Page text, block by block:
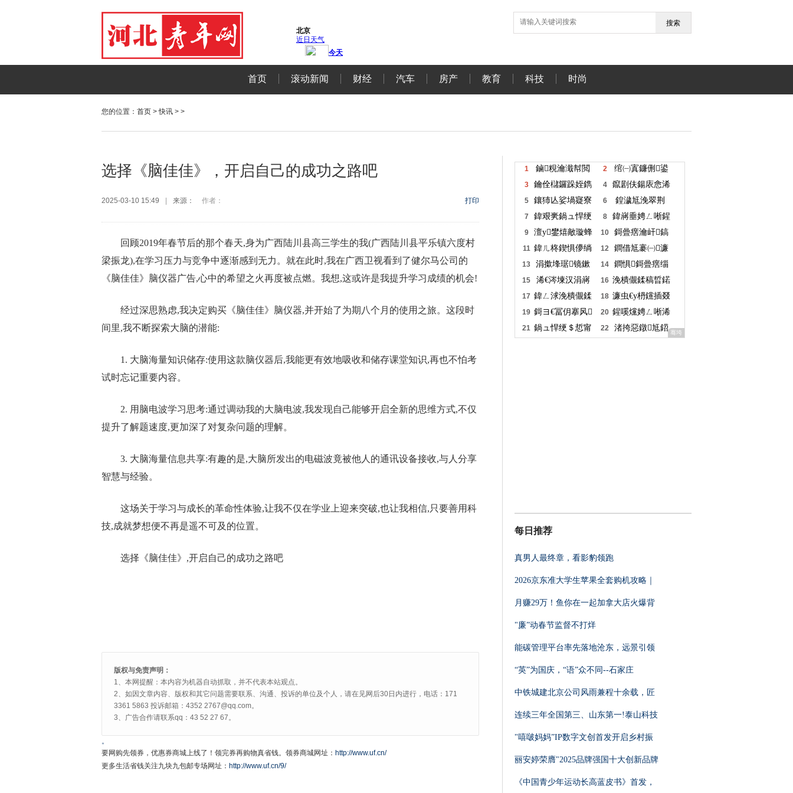
搜索
首页 滚动新闻 财经 汽车 房产 教育 科技 时尚
您的位置： 首页 >快讯 > >
选择《脑佳佳》，开启自己的成功之路吧
2025-03-10 15:49 来源： 作者： 打印
回顾2019年春节后的那个春天,身为广西陆川县高三学生的我(广西陆川县平乐镇六度村
梁振龙),在学习压力与竞争中逐渐感到无力。就在此时,我在广西卫视看到了健尔马公司的
《脑佳佳》脑仪器广告,心中的希望之火再度被点燃。我想,这或许是我提升学习成绩的机会!
经过深思熟虑,我决定购买《脑佳佳》脑仪器,并开始了为期八个月的使用之旅。这段时
间里,我不断探索大脑的潜能:
1. 大脑海量知识储存:使用这款脑仪器后,我能更有效地吸收和储存课堂知识,再也不怕考
试时忘记重要内容。
2. 用脑电波学习思考:通过调动我的大脑电波,我发现自己能够开启全新的思维方式,不仅
提升了解题速度,更加深了对复杂问题的理解。
3. 大脑海量信息共享:有趣的是,大脑所发出的电磁波竟被他人的通讯设备接收,与人分享
智慧与经验。
这场关于学习与成长的革命性体验,让我不仅在学业上迎来突破,也让我相信,只要善用科
技,成就梦想便不再是遥不可及的位置。
选择《脑佳佳》,开启自己的成功之路吧
版权与免责声明：
1、本网提醒：本内容为机器自动抓取，并不代表本站观点。
2、如因文章内容、版权和其它问题需要联系、沟通、投诉的单位及个人，请在见网后30日内进行，电话：171
3361 5863 投诉邮箱：4352 2767@qq.com。
3、广告合作请联系qq：43 52 27 67。
。
要网购先领券，优惠券商城上线了！领完券再购物真省钱。领券商城网址： http://www.uf.cn/
更多生活省钱关注九块九包邮专场网址： http://www.uf.cn/9/
每日推荐
真男人最终章，看影豹领跑
2026京东准大学生苹果全套购机攻略｜
月赚29万！鱼你在一起加拿大店火爆背
"廉”动春节监督不打烊
能碳管理平台率先落地沧东，远景引领
“英”为国庆，“语”众不同--石家庄
中铁城建北京公司风雨兼程十余载，匠
连续三年全国第三、山东第一!泰山科技
"嘻啵妈妈”IP数字文创首发开启乡村振
丽安婷荣膺"2025品牌强国十大创新品牌
《中国青少年运动长高蓝皮书》首发，